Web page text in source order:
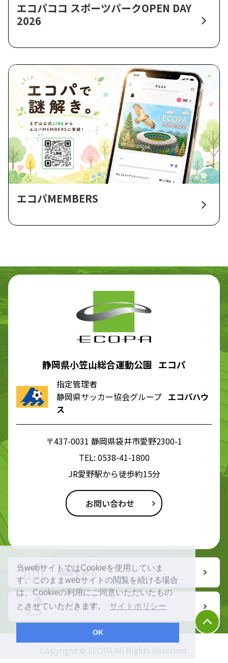
当webサイトではCookieを使用していま
す。このままwebサイトの閲覧を続ける場合
は、Cookieの利用にご同意いただいたもの
とさせていただきます。
サイトポリシー
OK
エコパココ スポーツパークOPEN DAY
2026
エコパMEMBERS
静岡県小笠山総合運動公園 エコパ
指定管理者
静岡県サッカー協会グループ エコパハウ
ス
〒437-0031 静岡県袋井市愛野2300-1
TEL: 0538-41-1800
JR愛野駅から徒歩約15分
お問い合わせ
地図を見る
ルート検索
Copyright © ECOPA All Rights Reserved.